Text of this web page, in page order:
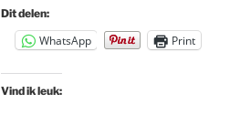
Dit delen:
WhatsApp Print
Vind ik leuk: